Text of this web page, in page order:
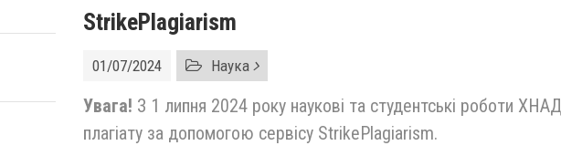
StrikePlagiarism
01/07/2024 Наука
Увага! З 1 липня 2024 року наукові та студентські роботи
плагіату за допомогою сервісу StrikePlagiarism.